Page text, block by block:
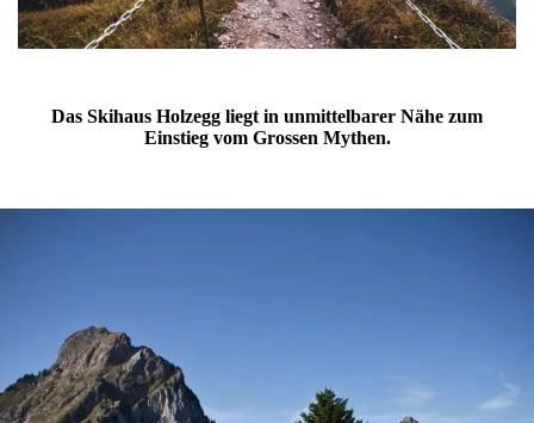
Das Skihaus Holzegg liegt in unmittelbarer Nähe zum
Einstieg vom Grossen Mythen.